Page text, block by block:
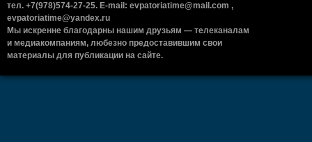
тел. +7(978)574-27-25. E-mail: evpatoriatime@mail.com ,
evpatoriatime@yandex.ru
Мы искренне благодарны нашим друзьям — телеканалам
и медиакомпаниям, любезно предоставившим свои
материалы для публикации на сайте.